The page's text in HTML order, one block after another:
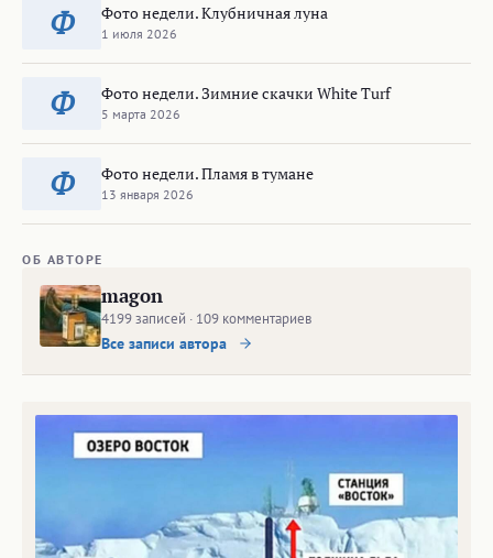
Ф Фото недели. Клубничная луна
1 июля 2026
Ф Фото недели. Зимние скачки White Turf
5 марта 2026
Ф Фото недели. Пламя в тумане
13 января 2026
ОБ АВТОРЕ
magon
4199 записей · 109 комментариев
Все записи автора